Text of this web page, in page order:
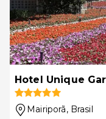
Hotel Unique
Mairiporã, Brasil